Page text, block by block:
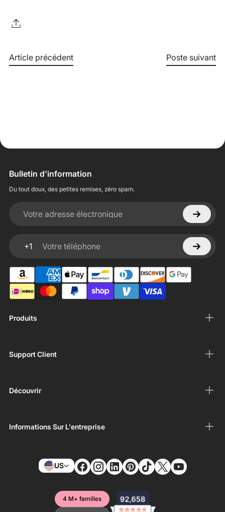
Article précédent Poste suivant
Produits
Support Client
Découvrir
Informations Sur L'entreprise
Bulletin d'information
Du tout doux, des petites remises, zéro spam.
Votre adresse électronique
+1
Votre téléphone
US
4 M+ familles